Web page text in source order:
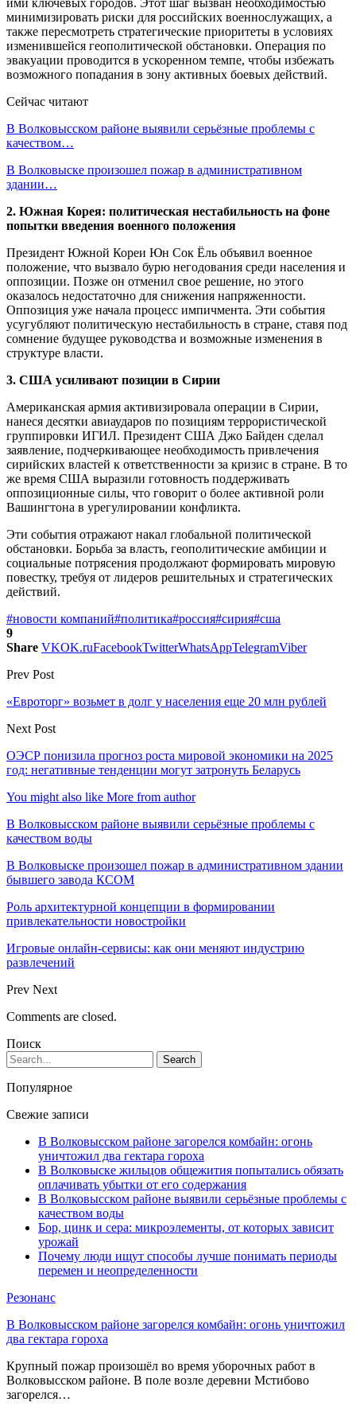
минимизировать риски для российских военнослужащих, а
также пересмотреть стратегические приоритеты в условиях
изменившейся геополитической обстановки. Операция по
эвакуации проводится в ускоренном темпе, чтобы избежать
возможного попадания в зону активных боевых действий.
Сейчас читают
В Волковысском районе выявили серьёзные проблемы с
качеством…
В Волковыске произошел пожар в административном
здании…
2. Южная Корея: политическая нестабильность на фоне
попытки введения военного положения
Президент Южной Кореи Юн Сок Ёль объявил военное
положение, что вызвало бурю негодования среди населения и
оппозиции. Позже он отменил свое решение, но этого
оказалось недостаточно для снижения напряженности.
Оппозиция уже начала процесс импичмента. Эти события
усугубляют политическую нестабильность в стране, ставя под
сомнение будущее руководства и возможные изменения в
структуре власти.
3. США усиливают позиции в Сирии
Американская армия активизировала операции в Сирии,
нанеся десятки авиаударов по позициям террористической
группировки ИГИЛ. Президент США Джо Байден сделал
заявление, подчеркивающее необходимость привлечения
сирийских властей к ответственности за кризис в стране. В то
же время США выразили готовность поддерживать
оппозиционные силы, что говорит о более активной роли
Вашингтона в урегулировании конфликта.
Эти события отражают накал глобальной политической
обстановки. Борьба за власть, геополитические амбиции и
социальные потрясения продолжают формировать мировую
повестку, требуя от лидеров решительных и стратегических
действий.
#новости компаний#политика#россия#сирия#сша
9
Share VKOK.ruFacebookTwitterWhatsAppTelegramViber
Prev Post
«Евроторг» возьмет в долг у населения еще 20 млн рублей
Next Post
ОЭСР понизила прогноз роста мировой экономики на 2025
год: негативные тенденции могут затронуть Беларусь
You might also like More from author
В Волковысском районе выявили серьёзные проблемы с
качеством воды
В Волковыске произошел пожар в административном здании
бывшего завода КСОМ
Роль архитектурной концепции в формировании
привлекательности новостройки
Игровые онлайн-сервисы: как они меняют индустрию
развлечений
Prev Next
Comments are closed.
Поиск
Популярное
Свежие записи
В Волковысском районе загорелся комбайн: огонь
уничтожил два гектара гороха
В Волковыске жильцов общежития попытались обязать
оплачивать убытки от его содержания
В Волковысском районе выявили серьёзные проблемы с
качеством воды
Бор, цинк и сера: микроэлементы, от которых зависит
урожай
Почему люди ищут способы лучше понимать периоды
перемен и неопределенности
Резонанс
В Волковысском районе загорелся комбайн: огонь уничтожил
два гектара гороха
Крупный пожар произошёл во время уборочных работ в
Волковысском районе. В поле возле деревни Мстибово
загорелся…